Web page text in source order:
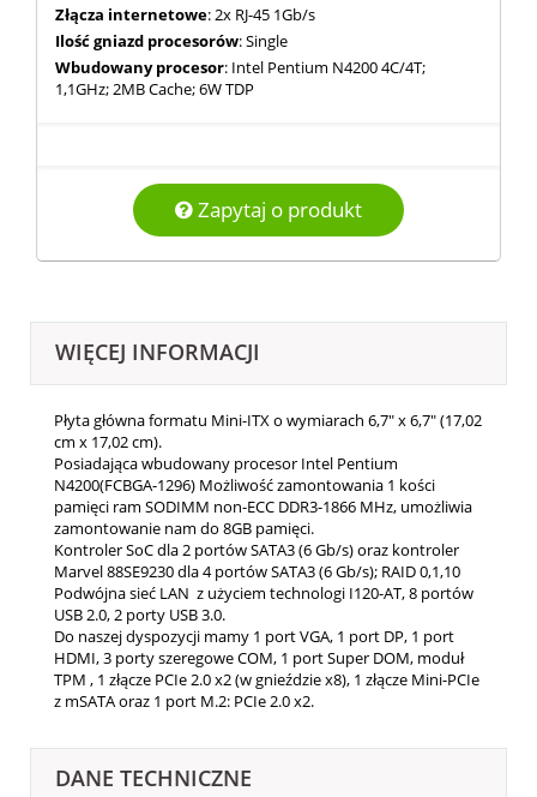
Złącza internetowe: 2x RJ-45 1Gb/s
Ilość gniazd procesorów: Single
Wbudowany procesor: Intel Pentium N4200 4C/4T;
1,1GHz; 2MB Cache; 6W TDP
Zapytaj o produkt
WIĘCEJ INFORMACJI
Płyta główna formatu Mini-ITX o wymiarach 6,7" x 6,7" (17,02
cm x 17,02 cm).
Posiadająca wbudowany procesor Intel Pentium
N4200(FCBGA-1296) Możliwość zamontowania 1 kości
pamięci ram SODIMM non-ECC DDR3-1866 MHz, umożliwia
zamontowanie nam do 8GB pamięci.
Kontroler SoC dla 2 portów SATA3 (6 Gb/s) oraz kontroler
Marvel 88SE9230 dla 4 portów SATA3 (6 Gb/s); RAID 0,1,10
Podwójna sieć LAN z użyciem technologi I120-AT, 8 portów
USB 2.0, 2 porty USB 3.0.
Do naszej dyspozycji mamy 1 port VGA, 1 port DP, 1 port
HDMI, 3 porty szeregowe COM, 1 port Super DOM, moduł
TPM , 1 złącze PCIe 2.0 x2 (w gnieździe x8), 1 złącze Mini-PCIe
z mSATA oraz 1 port M.2: PCIe 2.0 x2.
DANE TECHNICZNE